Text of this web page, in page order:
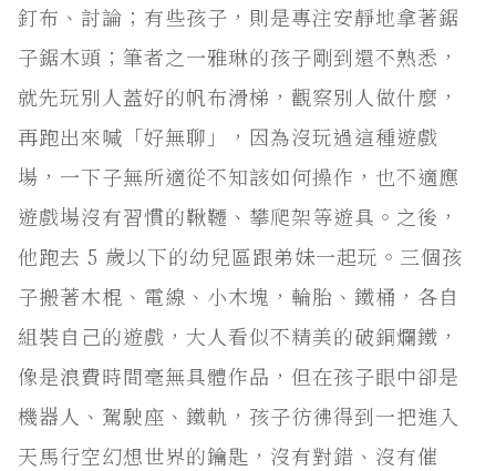
釘布、討論；有些孩子，則是專注安靜地拿著鋸
子鋸木頭；筆者之一雅琳的孩子剛到還不熟悉，
就先玩別人蓋好的帆布滑梯，觀察別人做什麼，
再跑出來喊「好無聊」，因為沒玩過這種遊戲
場，一下子無所適從不知該如何操作，也不適應
遊戲場沒有習慣的鞦韆、攀爬架等遊具。之後，
他跑去 5 歲以下的幼兒區跟弟妹一起玩。三個孩
子搬著木棍、電線、小木塊，輪胎、鐵桶，各自
組裝自己的遊戲，大人看似不精美的破銅爛鐵，
像是浪費時間毫無具體作品，但在孩子眼中卻是
機器人、駕駛座、鐵軌，孩子彷彿得到一把進入
天馬行空幻想世界的鑰匙，沒有對錯、沒有催